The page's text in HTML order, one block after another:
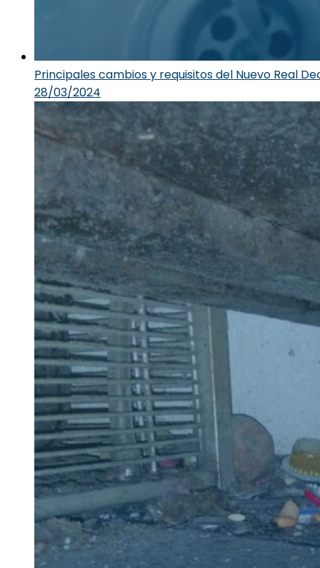
Principales cambios y requisitos del Nuevo Real
28/03/2024